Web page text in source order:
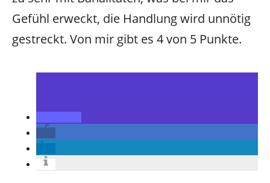
Gefühl erweckt, die Handlung wird unnötig
gestreckt. Von mir gibt es 4 von 5 Punkte.